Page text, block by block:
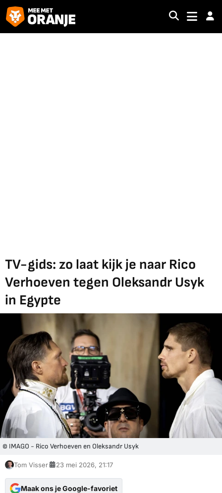
TV-gids: zo laat kijk je naar Rico
Verhoeven tegen Oleksandr Usyk
in Egypte
© IMAGO - Rico Verhoeven en Oleksandr Usyk
Tom Visser 23 mei 2026, 21:17
Maak ons je Google-favoriet